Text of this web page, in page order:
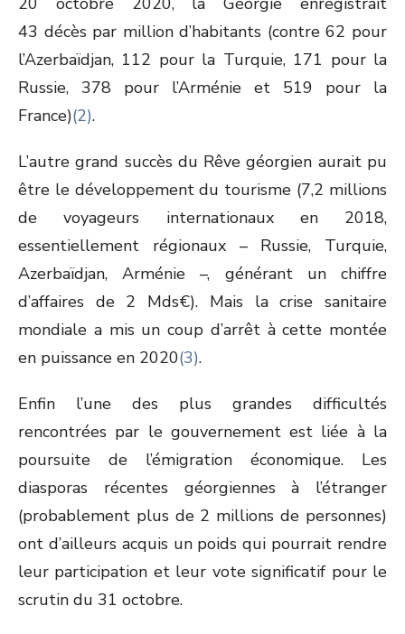
43 décès par million d’habitants (contre 62 pour
l’Azerbaïdjan, 112 pour la Turquie, 171 pour la
Russie, 378 pour l’Arménie et 519 pour la
France)(2).
L’autre grand succès du Rêve géorgien aurait pu
être le développement du tourisme (7,2 millions
de voyageurs internationaux en 2018,
essentiellement régionaux – Russie, Turquie,
Azerbaïdjan, Arménie –, générant un chiffre
d’affaires de 2 Mds€). Mais la crise sanitaire
mondiale a mis un coup d’arrêt à cette montée
en puissance en 2020(3).
Enfin l’une des plus grandes difficultés
rencontrées par le gouvernement est liée à la
poursuite de l’émigration économique. Les
diasporas récentes géorgiennes à l’étranger
(probablement plus de 2 millions de personnes)
ont d’ailleurs acquis un poids qui pourrait rendre
leur participation et leur vote significatif pour le
scrutin du 31 octobre.